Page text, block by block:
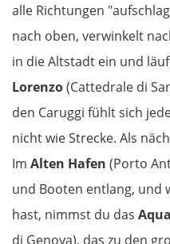
alle Richtungen
nach oben, verwinkelt
in die Altstadt ein und
Lorenzo(Cattedrale di
den Caruggi fühlt sich
nicht wie Strecke. Als
Im Alten Hafen (Porto
und Booten entlang, und
hast, nimmst du das
di Genova), das zu den